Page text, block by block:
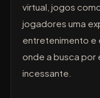
virtual, jogos
jogadores uma
entretenimento e
onde a busca
incessante.